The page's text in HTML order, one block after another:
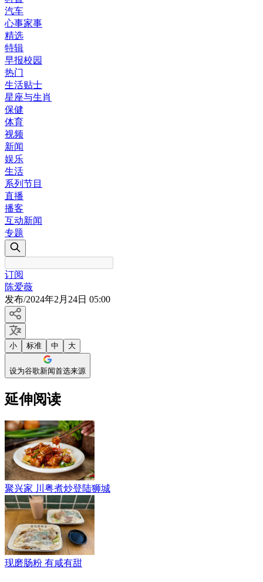
汽车
心事家事
精选
特辑
早报校园
热门
生活贴士
星座与生肖
保健
体育
视频
新闻
娱乐
生活
系列节目
直播
播客
互动新闻
专题
订阅
陈爱薇
发布/2024年2月24日 05:00
小 标准 中 大
设为谷歌新闻首选来源
延伸阅读
聚兴家 川粤煮炒登陆狮城
现磨肠粉 有咸有甜